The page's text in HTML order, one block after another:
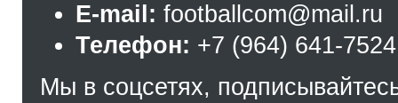
E-mail: footballcom@mail.ru
Телефон: +7 (964) 641-7524
Мы в соцсетях,